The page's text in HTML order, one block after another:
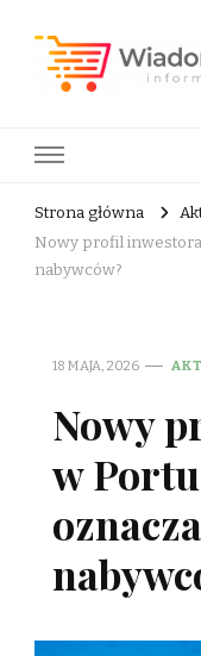
Strona główna
Nowy profil
nabywców?
18 MAJA, 2026
Nowy
w